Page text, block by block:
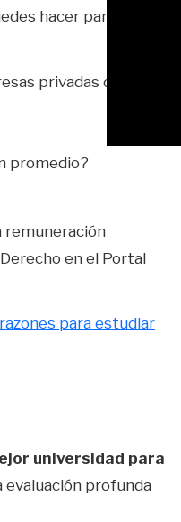
hacer para
privadas o en el
promedio?
remuneración
en el Portal
para estudiar
universidad para
evaluación profunda